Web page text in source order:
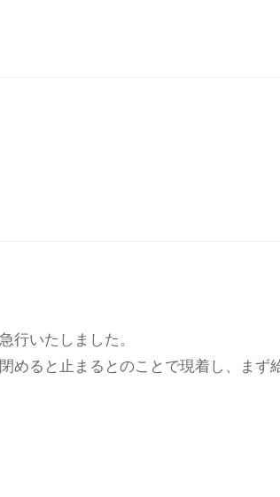
行いたしました。
めると止まるとのことで現着し、まず